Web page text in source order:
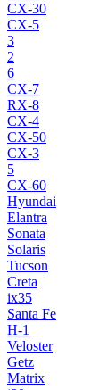
CX-30
CX-5
3
2
6
CX-7
RX-8
CX-4
CX-50
CX-3
5
CX-60
Hyundai
Elantra
Sonata
Solaris
Tucson
Creta
ix35
Santa Fe
H-1
Veloster
Getz
Matrix